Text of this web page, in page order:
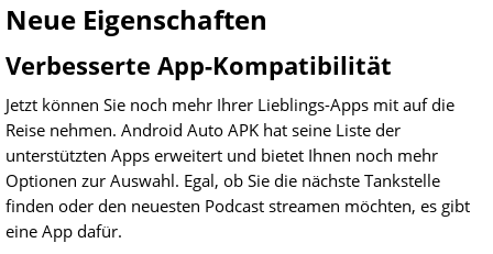
Neue Eigenschaften
Verbesserte App-Kompatibilität
Jetzt können Sie noch mehr Ihrer Lieblings-Apps mit auf die
Reise nehmen. Android Auto APK hat seine Liste der
unterstützten Apps erweitert und bietet Ihnen noch mehr
Optionen zur Auswahl. Egal, ob Sie die nächste Tankstelle
finden oder den neuesten Podcast streamen möchten, es gibt
eine App dafür.